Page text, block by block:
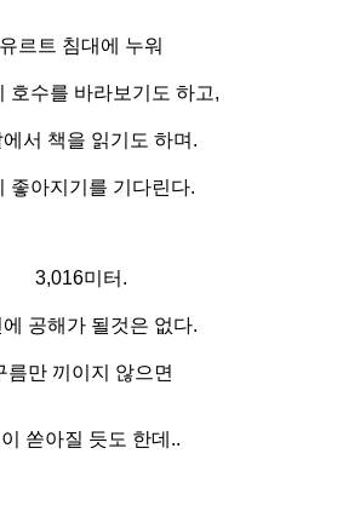
유르트 침대에 누워
호수를 바라보기도 하고,
에서 책을 읽기도 하며.
좋아지기를 기다린다.
3,016미터.
에 공해가 될것은 없다.
름만 끼이지 않으면
쏟아질 듯도 한데..​